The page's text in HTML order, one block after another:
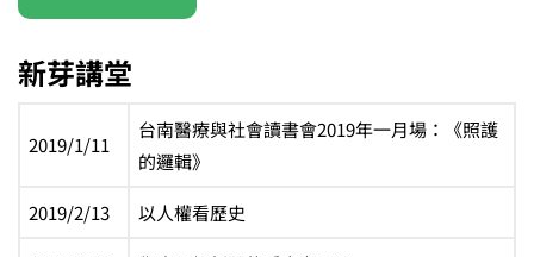
新芽講堂
2019/1/11
台南醫療與社會讀書會2019年一月場：《照護
的邏輯》
2019/2/13 以人權看歷史